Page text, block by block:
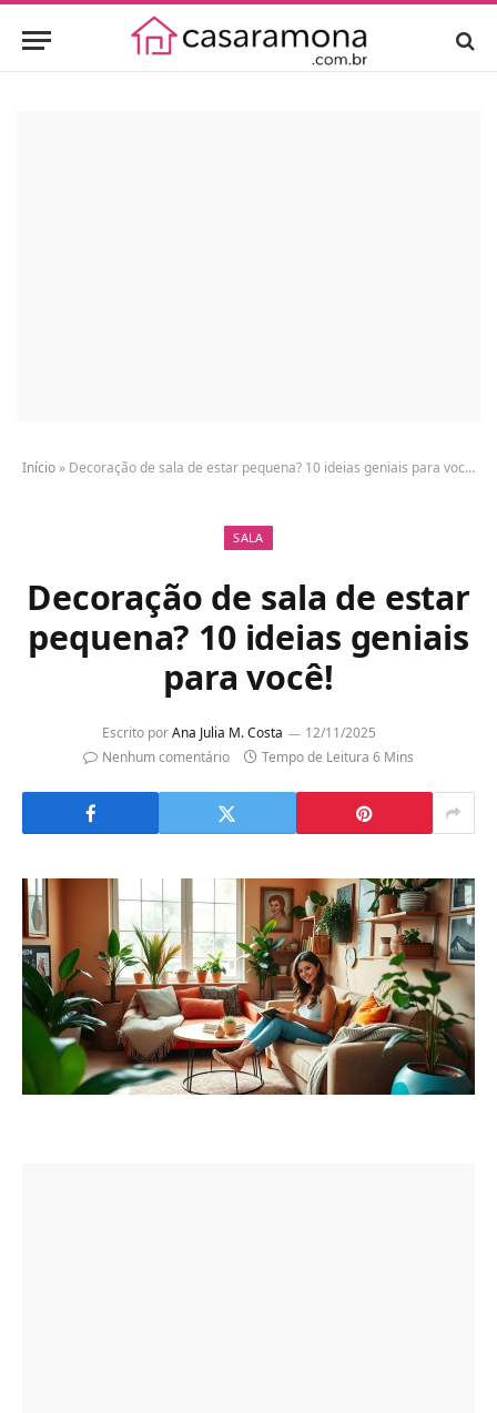
Início » Decoração de sala de estar pequena? 10 ideias geniais para você!
SALA
Decoração de sala de estar
pequena? 10 ideias geniais
para você!
Escrito por Ana Julia M. Costa
12/11/2025
Nenhum comentário
Tempo de Leitura 6 Mins